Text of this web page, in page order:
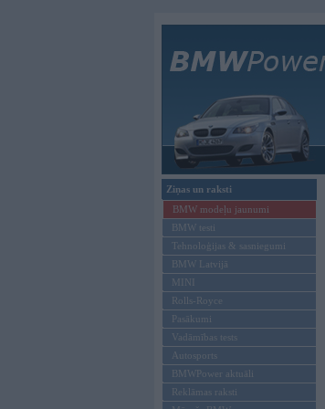
Ziņas un raksti
BMW modeļu jaunumi
BMW testi
Tehnoloģijas & sasniegumi
BMW Latvijā
MINI
Rolls-Royce
Pasākumi
Vadāmības tests
Autosports
BMWPower aktuāli
Reklāmas raksti